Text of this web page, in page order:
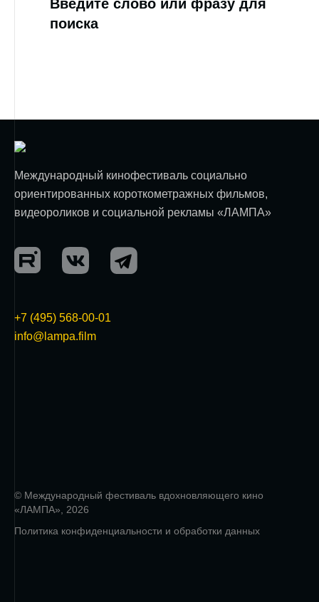
Введите слово или фразу для
поиска
Международный кинофестиваль социально
ориентированных короткометражных фильмов,
видеороликов и социальной рекламы «ЛАМПА»
+7 (495) 568-00-01
info@lampa.film
© Международный фестиваль вдохновляющего кино
«ЛАМПА», 2026
Политика конфиденциальности и обработки данных